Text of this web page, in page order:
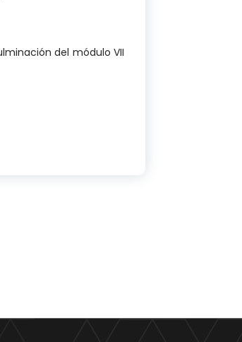
del módulo VII
dentro del Nuevo Paradigma de la